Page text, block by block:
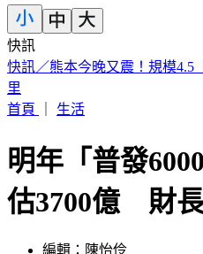
快訊
明知蘇丹紅超標4倍還賣 雲林
判6月
首頁
生活
明年「普發
估3700億 財
編輯：陳怡伶